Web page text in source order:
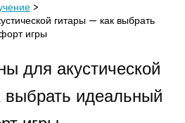
гитары — как выбрать
игры
для акустической
выбрать идеальный